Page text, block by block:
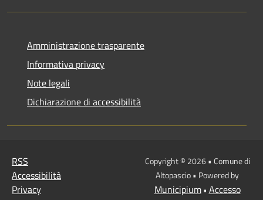
Amministrazione trasparente
Informativa privacy
Note legali
Dichiarazione di accessibilità
RSS
Accessibilità
Privacy
Copyright © 2026 • Comune di
Altopascio • Powered by
Municipium• Accesso